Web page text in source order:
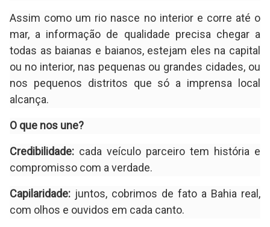
Assim como um rio nasce no interior e corre até o
mar, a informação de qualidade precisa chegar a
todas as baianas e baianos, estejam eles na capital
ou no interior, nas pequenas ou grandes cidades, ou
nos pequenos distritos que só a imprensa local
alcança.
O que nos une?
Credibilidade: cada veículo parceiro tem história e
compromisso com a verdade.
Capilaridade: juntos, cobrimos de fato a Bahia real,
com olhos e ouvidos em cada canto.